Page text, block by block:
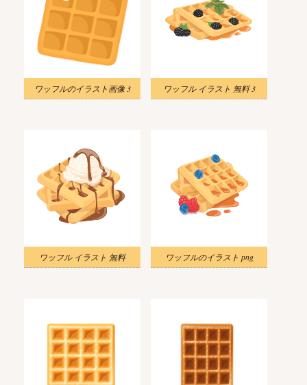
ワッフルのイラスト画像 3 ワッフル イラスト 無料 3
ワッフル イラスト 無料 ワッフルのイラスト png